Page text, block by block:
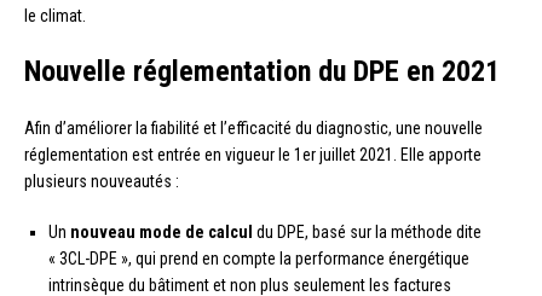
le climat.
Nouvelle réglementation du DPE en 2021
Afin d’améliorer la fiabilité et l’efficacité du diagnostic, une nouvelle
réglementation est entrée en vigueur le 1er juillet 2021. Elle apporte
plusieurs nouveautés :
Un nouveau mode de calcul du DPE, basé sur la méthode dite
« 3CL-DPE », qui prend en compte la performance énergétique
intrinsèque du bâtiment et non plus seulement les factures